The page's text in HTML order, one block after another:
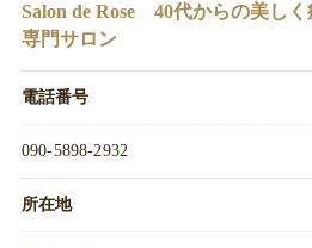
Salon de Rose 40代からの美し
専門サロン
電話番号
090-5898-2932
所在地